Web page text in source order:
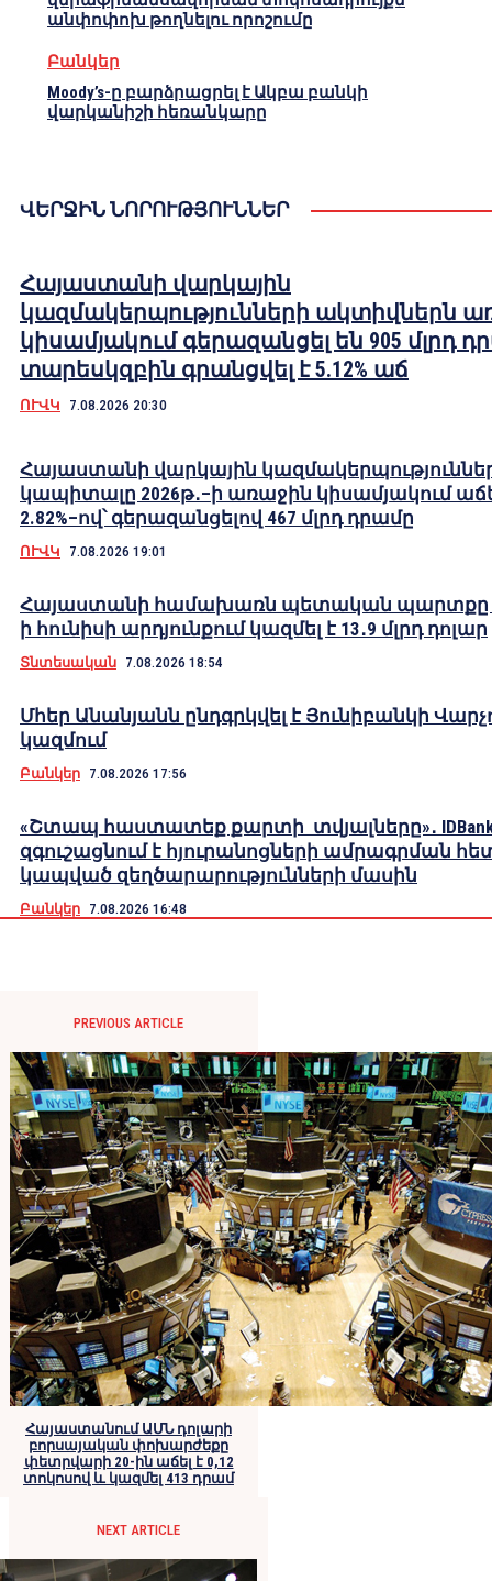
անփոփոխ թողնելու որոշումը
Բանկեր
Moody’s-ը բարձրացրել է Ակբա բանկի
վարկանիշի հեռանկարը
ՎԵՐՋԻՆ ՆՈՐՈՒԹՅՈՒՆՆԵՐ
Հայաստանի վարկային
կազմակերպությունների ակտիվներն
կիսամյակում գերազանցել են 905 մլրդ
տարեսկզբին գրանցվել է 5.12% աճ
ՈՒՎԿ 7.08.2026 20:30
Հայաստանի վարկային
կապիտալը 2026թ․–ի առաջին կիսամյակում
2.82%–ով՝ գերազանցելով 467 մլրդ դրամը
ՈՒՎԿ 7.08.2026 19:01
Հայաստանի համախառն պետական պարտքը
ի հունիսի արդյունքում կազմել է 13․9 մլրդ դոլար
Տնտեսական 7.08.2026 18:54
Մհեր Անանյանն ընդգրկվել է Յունիբանկի
կազմում
Բանկեր 7.08.2026 17:56
«Շտապ հաստատեք քարտի տվյալները»․
զգուշացնում է հյուրանոցների ամրագրման
կապված զեղծարարությունների մասին
Բանկեր 7.08.2026 16:48
PREVIOUS ARTICLE
Հայաստանում ԱՄՆ դոլարի
բորսայական փոխարժեքը
փետրվարի 20-ին աճել է 0,12
տոկոսով և կազմել 413 դրամ
NEXT ARTICLE